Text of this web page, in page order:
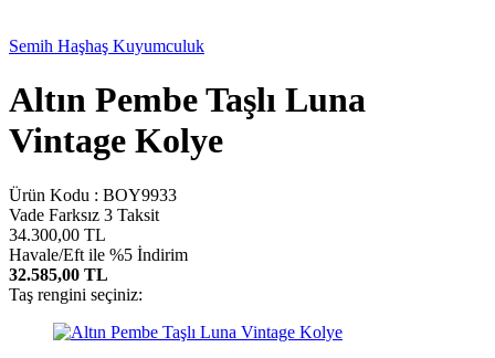
Semih Haşhaş Kuyumculuk
Altın Pembe Taşlı Luna
Vintage Kolye
Ürün Kodu : BOY9933
Vade Farksız 3 Taksit
34.300,00 TL
Havale/Eft ile %5 İndirim
32.585,00 TL
Taş rengini seçiniz: